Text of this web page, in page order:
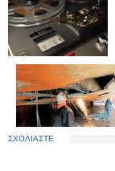
ΣΧΟΛΙΑΣΤΕ